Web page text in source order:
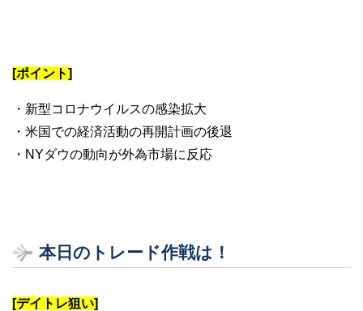
[ポイント]
・新型コロナウイルスの感染拡大
・米国での経済活動の再開計画の後退
・NYダウの動向が外為市場に反応
本日のトレード作戦は！
[デイトレ狙い]